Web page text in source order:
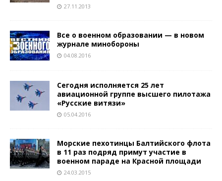
27.11.2013
Все о военном образовании — в новом
журнале минобороны
04.08.2016
Сегодня исполняется 25 лет
авиационной группе высшего пилотажа
«Русские витязи»
05.04.2016
Морские пехотинцы Балтийского флота
в 11 раз подряд примут участие в
военном параде на Красной площади
24.03.2015